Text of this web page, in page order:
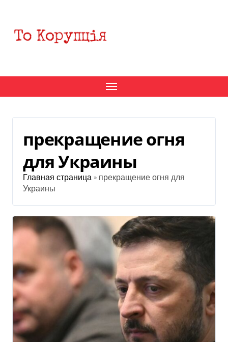
содержанию
прекращение огня
для Украины
Главная страница » прекращение огня для
Украины